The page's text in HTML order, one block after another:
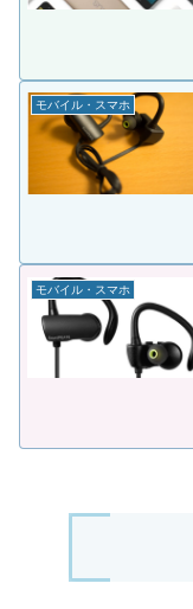
モバイル・スマホ
モバイル・スマホ